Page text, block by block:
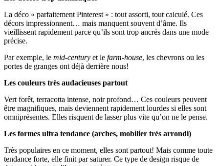
La déco « parfaitement Pinterest » : tout assorti, tout calculé. Ces
décors impressionnent… mais manquent souvent d’âme. Ils
vieillissent rapidement parce qu’ils sont trop ancrés dans une mode
précise.
Par exemple, le mid-century et le farm-house, les chevrons ou les
portes de granges ont déjà derrière nous!
Les couleurs très audacieuses partout
Vert forêt, terracotta intense, noir profond… Ces couleurs peuvent
être magnifiques, mais deviennent rapidement lourdes si elles sont
omniprésentes. Elles risquent de lasser plus vite qu’on ne le pense.
Les formes ultra tendance (arches, mobilier très arrondi)
Très populaires en ce moment, elles sont partout! Mais comme toute
tendance forte, elle finit par saturer. Ce type de design risque de